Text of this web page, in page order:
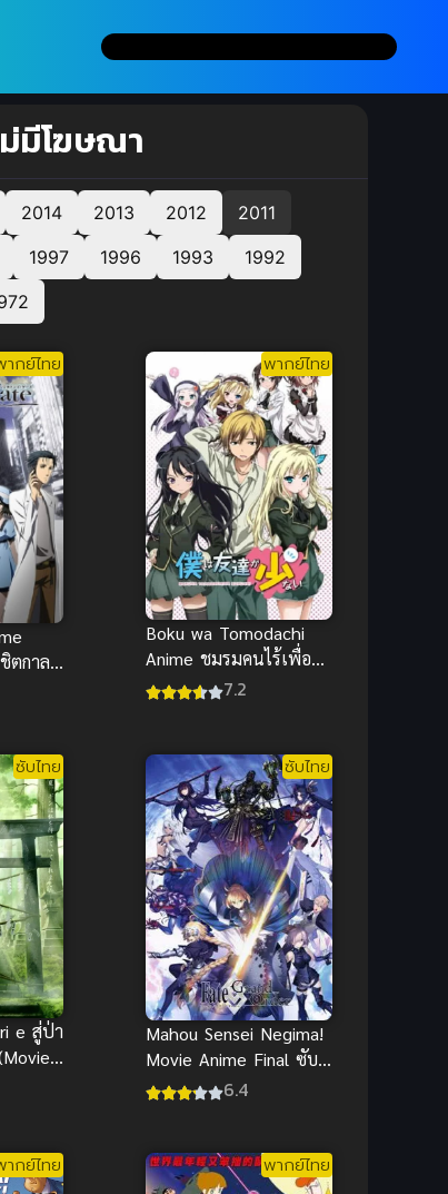
มีโฆษณา
2014 2013 2012
2011
1997 1996 1993
1992
กย์ไทย
ตกาล
ไทย
พากย์ไทย
Boku wa Tomodachi
Anime ชมรมคนไร้เพื่อน
ภาค 1
7.2
ซับไทย
e สู่ป่า
ซับไทย
Mahou Sensei Negima!
Movie Anime Final ซับ
ไทย
6.4
กย์ไทย พากย์ไทย